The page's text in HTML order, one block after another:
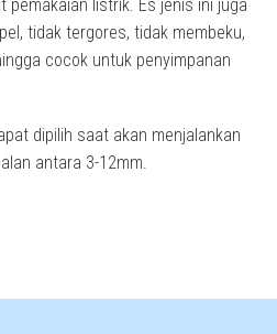
pemakaian listrik. Es jenis ini juga
tidak tergores, tidak membeku,
cocok untuk penyimpanan
dipilih saat akan menjalankan
antara 3-12mm.